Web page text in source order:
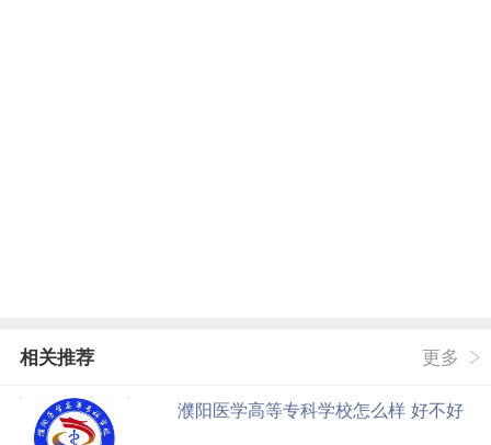
相关推荐 更多
濮阳医学高等专科学校怎么样 好不好